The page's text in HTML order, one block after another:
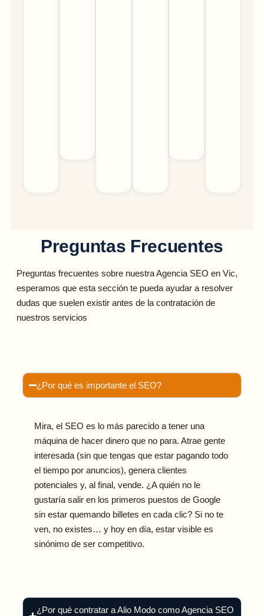
Preguntas Frecuentes
Preguntas frecuentes sobre nuestra Agencia SEO en Vic,
esperamos que esta sección te pueda ayudar a resolver
dudas que suelen existir antes de la contratación de
nuestros servicios
¿Por qué es importante el SEO?
Mira, el SEO es lo más parecido a tener una
máquina de hacer dinero que no para. Atrae gente
interesada (sin que tengas que estar pagando todo
el tiempo por anuncios), genera clientes
potenciales y, al final, vende. ¿A quién no le
gustaría salir en los primeros puestos de Google
sin estar quemando billetes en cada clic? Si no te
ven, no existes… y hoy en día, estar visible es
sinónimo de ser competitivo.
¿Por qué contratar a Alio Modo como Agencia SEO